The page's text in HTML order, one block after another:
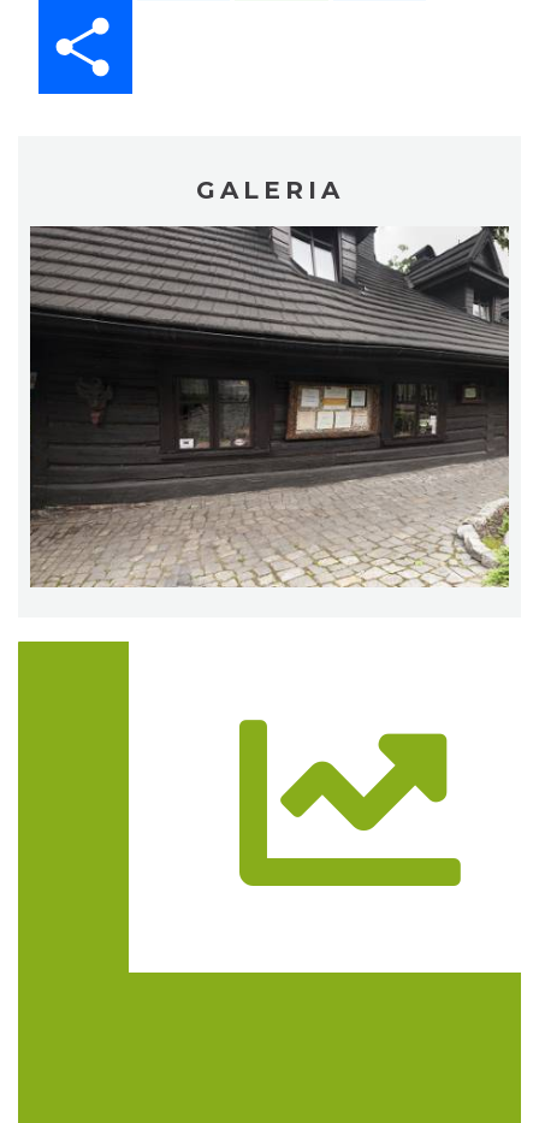
GALERIA
Trasa